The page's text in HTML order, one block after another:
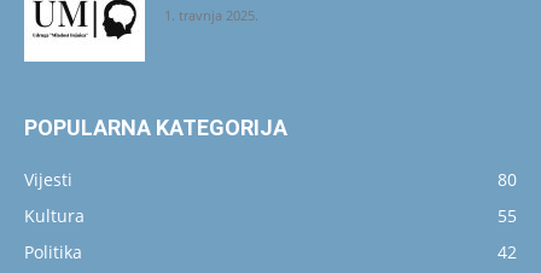
1. travnja 2025.
POPULARNA KATEGORIJA
Vijesti
80
Kultura
55
Politika
42